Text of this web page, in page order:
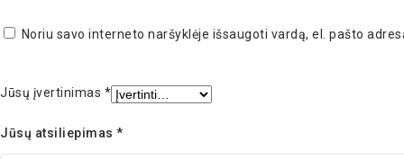
Noriu savo interneto naršyklėje išsaugoti vardą, el. pašto
Jūsų įvertinimas *
Jūsų atsiliepimas *